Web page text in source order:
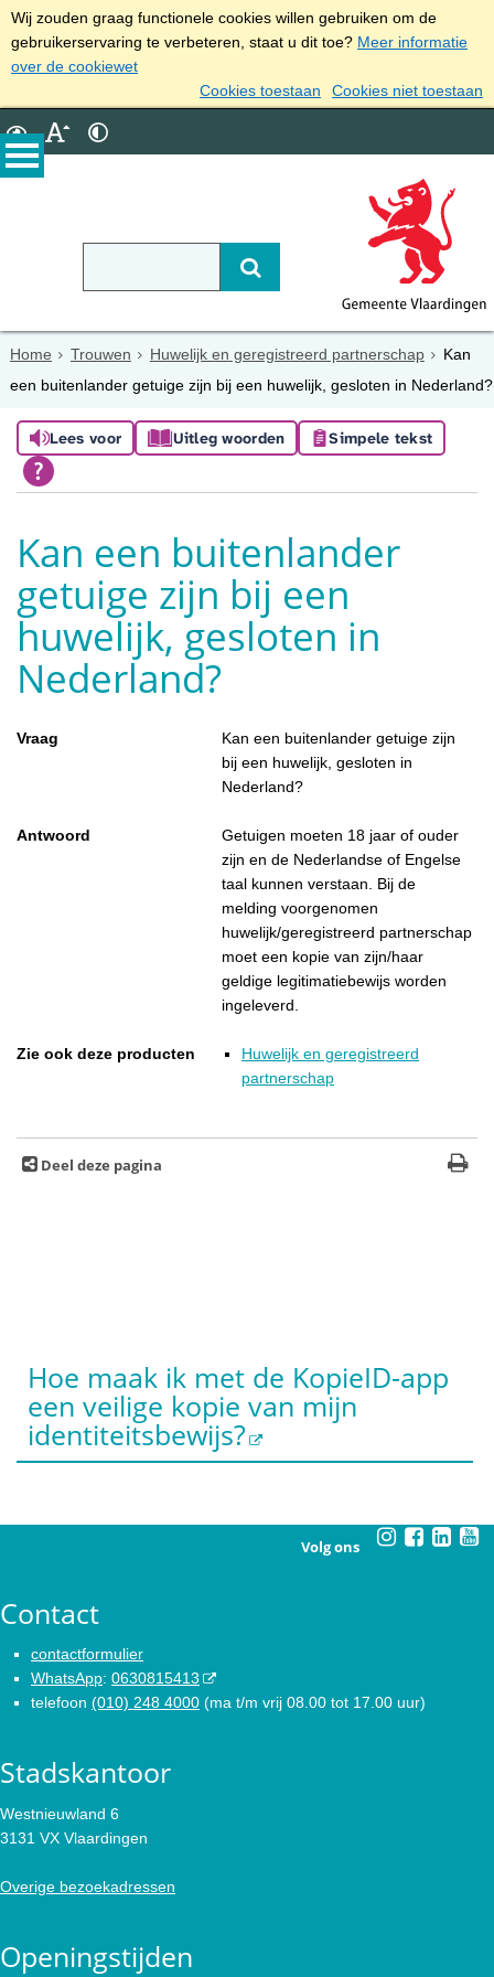
Wij zouden graag functionele cookies willen gebruiken om de
gebruikerservaring te verbeteren, staat u dit toe? Meer informatie
over de cookiewet
Cookies toestaan
Cookies niet toestaan
Home Trouwen Huwelijk en geregistreerd partnerschap
Kan
een buitenlander getuige zijn bij een huwelijk, gesloten in Nederland?
Lees voor Uitleg woorden Simpele tekst
Kan een buitenlander
getuige zijn bij een
huwelijk, gesloten in
Nederland?
Vraag
Kan een buitenlander getuige zijn
bij een huwelijk, gesloten in
Nederland?
Antwoord
Getuigen moeten 18 jaar of ouder
zijn en de Nederlandse of Engelse
taal kunnen verstaan. Bij de
melding voorgenomen
huwelijk/geregistreerd partnerschap
moet een kopie van zijn/haar
geldige legitimatiebewijs worden
ingeleverd.
Zie ook deze producten
Huwelijk en geregistreerd
partnerschap
Deel deze pagina
Hoe maak ik met de KopieID-app
een veilige kopie van mijn
identiteitsbewijs?
Volg ons
Contact
contactformulier
WhatsApp: 0630815413
telefoon (010) 248 4000 (ma t/m vrij 08.00 tot 17.00 uur)
Stadskantoor
Westnieuwland 6
3131 VX Vlaardingen
Overige bezoekadressen
Openingstijden